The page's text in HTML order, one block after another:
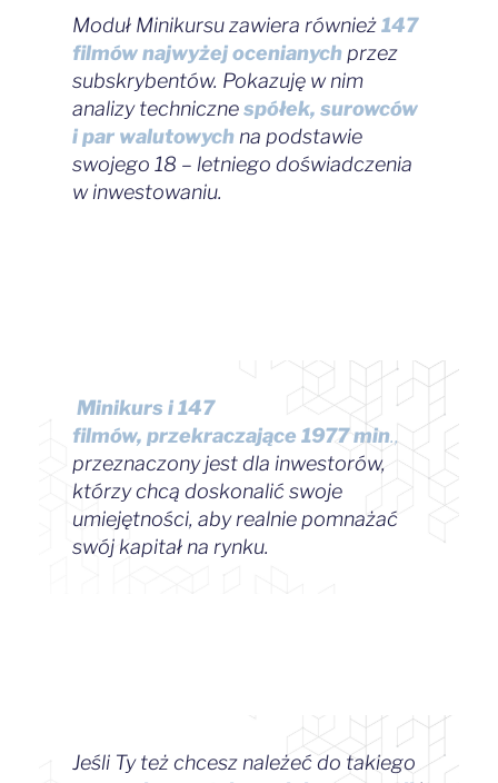
Moduł Minikursu zawiera również147
filmów najwyżej ocenianych przez
subskrybentów. Pokazuję w nim
analizy technicznespółek, surowców
i par walutowych na podstawie
swojego 18 – letniego doświadczenia
w inwestowaniu.
Minikurs i 147
filmów, przekraczające 1977 min.,
przeznaczony jest dla inwestorów,
którzy chcą doskonalić swoje
umiejętności, aby realnie pomnażać
swój kapitał na rynku.
Jeśli Ty też chcesz należeć do takiego